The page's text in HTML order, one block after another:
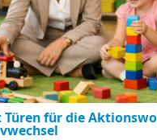
Türen für die